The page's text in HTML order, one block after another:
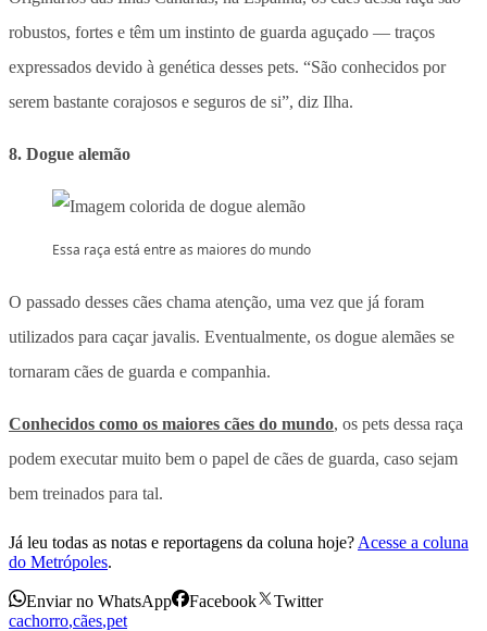
robustos, fortes e têm um instinto de guarda aguçado — traços
expressados devido à genética desses pets. “São conhecidos por
serem bastante corajosos e seguros de si”, diz Ilha.
8. Dogue alemão
Essa raça está entre as maiores do mundo
O passado desses cães chama atenção, uma vez que já foram
utilizados para caçar javalis. Eventualmente, os dogue alemães se
tornaram cães de guarda e companhia.
Conhecidos como os maiores cães do mundo, os pets dessa raça
podem executar muito bem o papel de cães de guarda, caso sejam
bem treinados para tal.
Já leu todas as notas e reportagens da coluna hoje? Acesse a coluna
do Metrópoles.
Enviar no WhatsApp Facebook
Twitter
cachorro,cães,pet